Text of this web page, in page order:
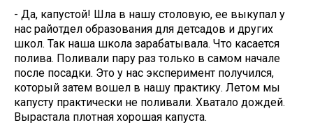
- Да, капустой! Шла в нашу столовую, ее выкупал у
нас райотдел образования для детсадов и других
школ. Так наша школа зарабатывала. Что касается
полива. Поливали пару раз только в самом начале
после посадки. Это у нас эксперимент получился,
который затем вошел в нашу практику. Летом мы
капусту практически не поливали. Хватало дождей.
Вырастала плотная хорошая капуста.